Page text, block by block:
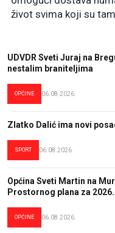
život svima koji su
UDVDR Sveti Juraj na
nestalim braniteljima
OPĆINE 06.08.2026.
Zlatko Dalić ima novi
SPORT 06.08.2026.
Općina Sveti Martin na
Prostornog plana za
OPĆINE 06.08.2026.